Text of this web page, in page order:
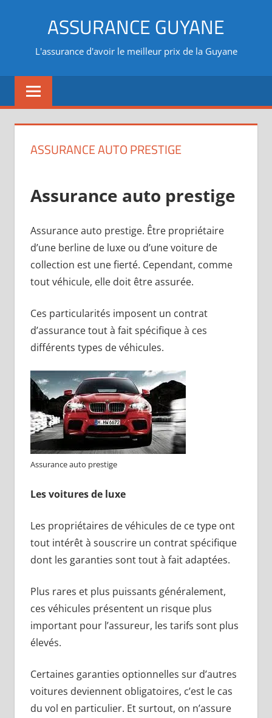
ASSURANCE GUYANE
L'assurance d'avoir le meilleur prix de la Guyane
ASSURANCE AUTO PRESTIGE
Assurance auto prestige
Assurance auto prestige. Être propriétaire
d’une berline de luxe ou d’une voiture de
collection est une fierté. Cependant, comme
tout véhicule, elle doit être assurée.
Ces particularités imposent un contrat
d’assurance tout à fait spécifique à ces
différents types de véhicules.
Assurance auto prestige
Les voitures de luxe
Les propriétaires de véhicules de ce type ont
tout intérêt à souscrire un contrat spécifique
dont les garanties sont tout à fait adaptées.
Plus rares et plus puissants généralement,
ces véhicules présentent un risque plus
important pour l’assureur, les tarifs sont plus
élevés.
Certaines garanties optionnelles sur d’autres
voitures deviennent obligatoires, c’est le cas
du vol en particulier. Et surtout, on n’assure